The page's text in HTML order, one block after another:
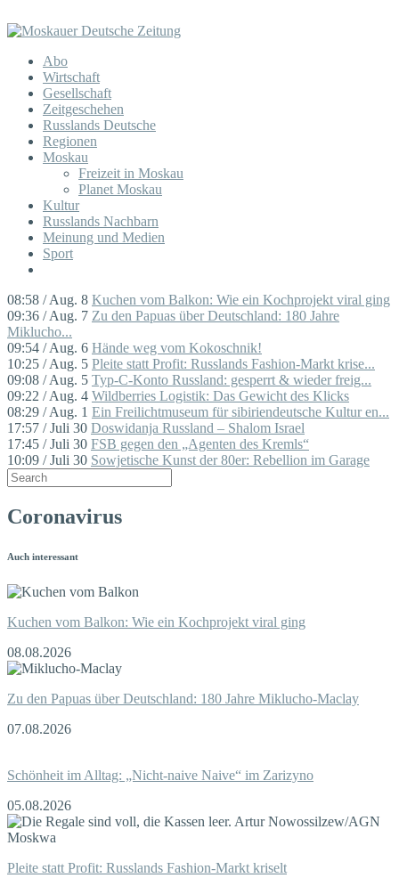
Abo
Wirtschaft
Gesellschaft
Zeitgeschehen
Russlands Deutsche
Regionen
Moskau
Freizeit in Moskau
Planet Moskau
Kultur
Russlands Nachbarn
Meinung und Medien
Sport
08:58 / Aug. 8 Kuchen vom Balkon: Wie ein Kochprojekt viral ging
09:36 / Aug. 7 Zu den Papuas über Deutschland: 180 Jahre
Miklucho...
09:54 / Aug. 6 Hände weg vom Kokoschnik!
10:25 / Aug. 5 Pleite statt Profit: Russlands Fashion-Markt krise...
09:08 / Aug. 5 Typ-C-Konto Russland: gesperrt & wieder freig...
09:22 / Aug. 4 Wildberries Logistik: Das Gewicht des Klicks
08:29 / Aug. 1 Ein Freilichtmuseum für sibiriendeutsche Kultur en...
17:57 / Juli 30 Doswidanja Russland – Shalom Israel
17:45 / Juli 30 FSB gegen den „Agenten des Kremls“
10:09 / Juli 30 Sowjetische Kunst der 80er: Rebellion im Garage
Coronavirus
Auch interessant
Kuchen vom Balkon: Wie ein Kochprojekt viral ging
08.08.2026
Zu den Papuas über Deutschland: 180 Jahre Miklucho-Maclay
07.08.2026
Schönheit im Alltag: „Nicht-naive Naive“ im Zarizyno
05.08.2026
Pleite statt Profit: Russlands Fashion-Markt kriselt